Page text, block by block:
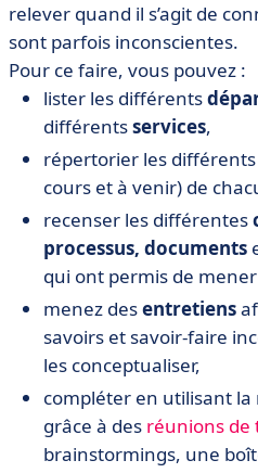
relever quand il s’agit de
sont parfois inconscientes.
Pour ce faire, vous pouvez :
lister les différents
différentsservices,
répertorier les différents
cours et à venir) de
recenser les différentes
processus, documents
qui ont permis de
menez desentretiens
savoirs et savoir-faire
les conceptualiser,
compléter en utilisant
grâce à des réunions de
brainstormings, une